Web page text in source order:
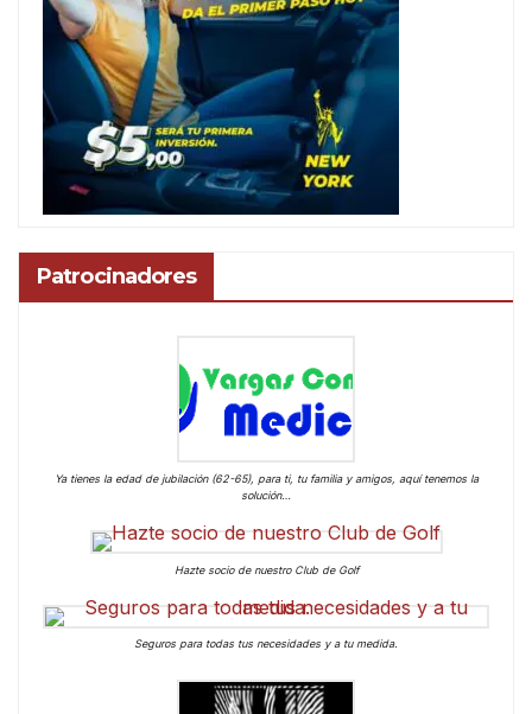
Patrocinadores
Ya tienes la edad de jubilación (62-65), para ti, tu familia y amigos, aquí tenemos la
solución…
Hazte socio de nuestro Club de Golf
Seguros para todas tus necesidades y a tu medida.